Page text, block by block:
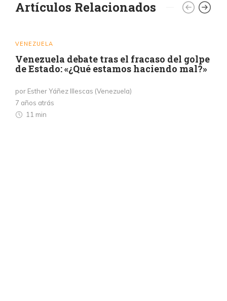
Artículos Relacionados
VENEZUELA
Venezuela debate tras el fracaso del golpe
de Estado: «¿Qué estamos haciendo mal?»
por Esther Yáñez Illescas (Venezuela)
7 años atrás
11 min